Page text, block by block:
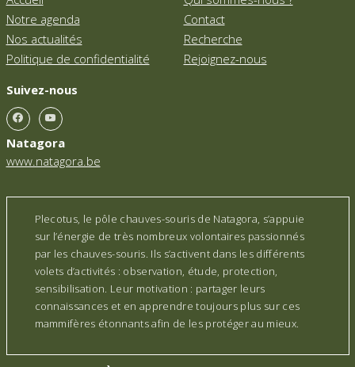
Notre agenda
Nos actualités
Politique de confidentialité
Contact
Recherche
Rejoignez-nous
Suivez-nous
Natagora
www.natagora.be
Plecotus, le pôle chauves-souris de Natagora, s’appuie
sur l’énergie de très nombreux volontaires passionnés
par les chauves-souris. Ils s’activent dans les différents
volets d’activités : observation, étude, protection,
sensibilisation. Leur motivation : partager leurs
connaissances et en apprendre toujours plus sur ces
mammifères étonnants afin de les protéger au mieux.